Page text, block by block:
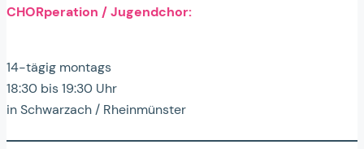
CHORperation / Jugendchor:
14-tägig montags
18:30 bis 19:30 Uhr
in Schwarzach / Rheinmünster